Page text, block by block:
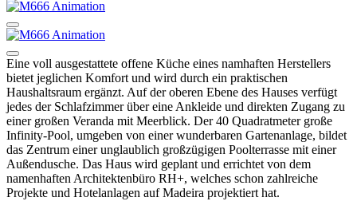
Eine voll ausgestattete offene Küche eines namhaften Herstellers
bietet jeglichen Komfort und wird durch ein praktischen
Haushaltsraum ergänzt. Auf der oberen Ebene des Hauses verfügt
jedes der Schlafzimmer über eine Ankleide und direkten Zugang zu
einer großen Veranda mit Meerblick. Der 40 Quadratmeter große
Infinity-Pool, umgeben von einer wunderbaren Gartenanlage, bildet
das Zentrum einer unglaublich großzügigen Poolterrasse mit einer
Außendusche. Das Haus wird geplant und errichtet von dem
namenhaften Architektenbüro RH+, welches schon zahlreiche
Projekte und Hotelanlagen auf Madeira projektiert hat.